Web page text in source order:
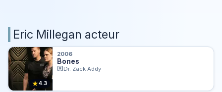
Eric Millegan acteur
★4.3
2006
Bones
Dr. Zack Addy